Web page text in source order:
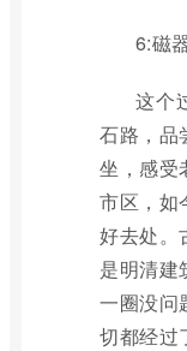
6:磁
这个
石路，品
坐，感受
市区，如
好去处。
是明清建
一圈没问
切都经过